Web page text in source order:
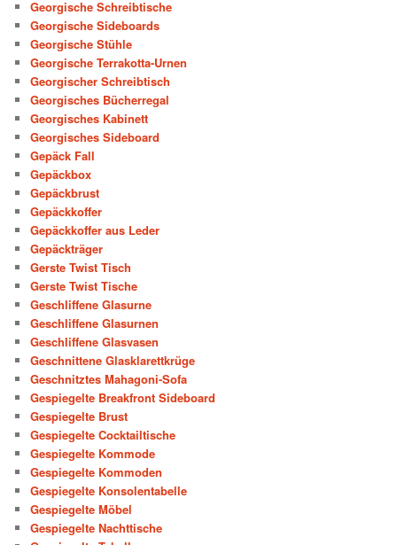
Georgische Schreibtische
Georgische Sideboards
Georgische Stühle
Georgische Terrakotta-Urnen
Georgischer Schreibtisch
Georgisches Bücherregal
Georgisches Kabinett
Georgisches Sideboard
Gepäck Fall
Gepäckbox
Gepäckbrust
Gepäckkoffer
Gepäckkoffer aus Leder
Gepäckträger
Gerste Twist Tisch
Gerste Twist Tische
Geschliffene Glasurne
Geschliffene Glasurnen
Geschliffene Glasvasen
Geschnittene Glasklarettkrüge
Geschnitztes Mahagoni-Sofa
Gespiegelte Breakfront Sideboard
Gespiegelte Brust
Gespiegelte Cocktailtische
Gespiegelte Kommode
Gespiegelte Kommoden
Gespiegelte Konsolentabelle
Gespiegelte Möbel
Gespiegelte Nachttische